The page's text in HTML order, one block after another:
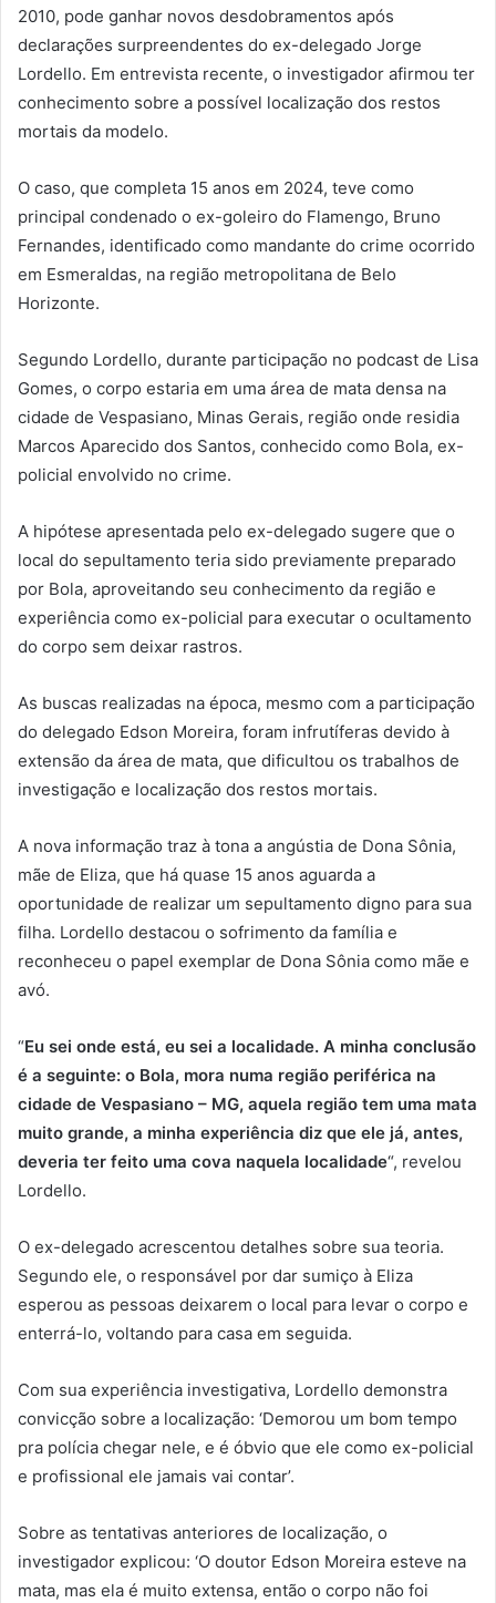
2010, pode ganhar novos desdobramentos após
declarações surpreendentes do ex-delegado Jorge
Lordello. Em entrevista recente, o investigador afirmou ter
conhecimento sobre a possível localização dos restos
mortais da modelo.
O caso, que completa 15 anos em 2024, teve como
principal condenado o ex-goleiro do Flamengo, Bruno
Fernandes, identificado como mandante do crime ocorrido
em Esmeraldas, na região metropolitana de Belo
Horizonte.
Segundo Lordello, durante participação no podcast de Lisa
Gomes, o corpo estaria em uma área de mata densa na
cidade de Vespasiano, Minas Gerais, região onde residia
Marcos Aparecido dos Santos, conhecido como Bola, ex-
policial envolvido no crime.
A hipótese apresentada pelo ex-delegado sugere que o
local do sepultamento teria sido previamente preparado
por Bola, aproveitando seu conhecimento da região e
experiência como ex-policial para executar o ocultamento
do corpo sem deixar rastros.
As buscas realizadas na época, mesmo com a participação
do delegado Edson Moreira, foram infrutíferas devido à
extensão da área de mata, que dificultou os trabalhos de
investigação e localização dos restos mortais.
A nova informação traz à tona a angústia de Dona Sônia,
mãe de Eliza, que há quase 15 anos aguarda a
oportunidade de realizar um sepultamento digno para sua
filha. Lordello destacou o sofrimento da família e
reconheceu o papel exemplar de Dona Sônia como mãe e
avó.
“Eu sei onde está, eu sei a localidade. A minha conclusão
é a seguinte: o Bola, mora numa região periférica na
cidade de Vespasiano – MG, aquela região tem uma mata
muito grande, a minha experiência diz que ele já, antes,
deveria ter feito uma cova naquela localidade“, revelou
Lordello.
O ex-delegado acrescentou detalhes sobre sua teoria.
Segundo ele, o responsável por dar sumiço à Eliza
esperou as pessoas deixarem o local para levar o corpo e
enterrá-lo, voltando para casa em seguida.
Com sua experiência investigativa, Lordello demonstra
convicção sobre a localização: ‘Demorou um bom tempo
pra polícia chegar nele, e é óbvio que ele como ex-policial
e profissional ele jamais vai contar’.
Sobre as tentativas anteriores de localização, o
investigador explicou: ‘O doutor Edson Moreira esteve na
mata, mas ela é muito extensa, então o corpo não foi